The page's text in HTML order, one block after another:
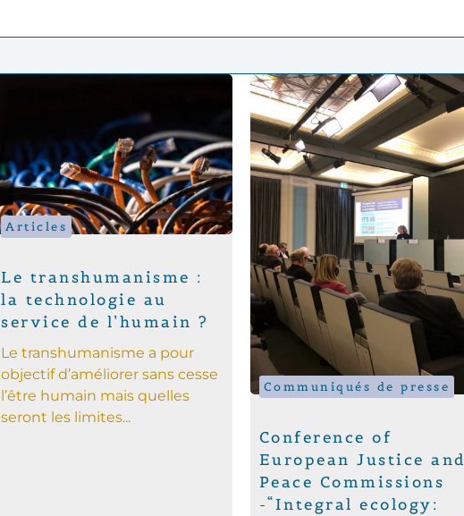
Articles
Le transhumanisme :
la technologie au
service de l’humain ?
Le transhumanisme a pour
objectif d’améliorer sans cesse
l’être humain mais quelles
seront les limites...
Communiqués de presse
Conference of
European Justice and
Peace Commissions
-“Integral ecology: